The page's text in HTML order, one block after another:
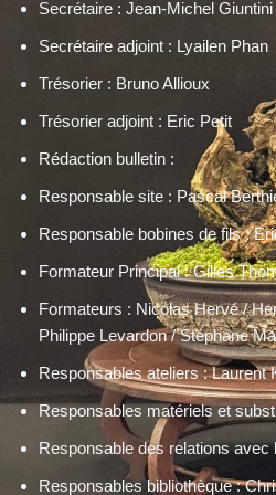
Secrétaire : Jean-Michel Giuntini
Secrétaire adjoint : Lyailen Phan
Trésorier : Bruno Allioux
Trésorier adjoint : Eric Petit
Rédaction bulletin :
Responsable site : Pascal
Responsable bobines de fils :
Formateur Principal : Gilles
Formateurs : Nicolas Hervé /
Philippe Levardon / Stéphane
Responsables ateliers : Laurent
Responsables matériels et
Responsable des relations
Responsables bibliothèque :